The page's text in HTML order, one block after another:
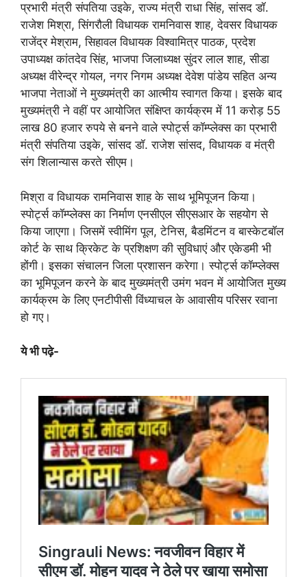
प्रभारी मंत्री संपतिया उइके, राज्य मंत्री राधा सिंह, सांसद डॉ.
राजेश मिश्रा, सिंगरौली विधायक रामनिवास शाह, देवसर विधायक
राजेंद्र मेश्राम, सिहावल विधायक विश्वामित्र पाठक, प्रदेश
उपाध्यक्ष कांतदेव सिंह, भाजपा जिलाध्यक्ष सुंदर लाल शाह, सीडा
अध्यक्ष वीरेन्द्र गोयल, नगर निगम अध्यक्ष देवेश पांडेय सहित अन्य
भाजपा नेताओं ने मुख्यमंत्री का आत्मीय स्वागत किया। इसके बाद
मुख्यमंत्री ने वहीं पर आयोजित संक्षिप्त कार्यक्रम में 11 करोड़ 55
लाख 80 हजार रुपये से बनने वाले स्पोर्ट्स कॉम्प्लेक्स का प्रभारी
मंत्री संपतिया उइके, सांसद डॉ. राजेश सांसद, विधायक व मंत्री
संग शिलान्यास करते सीएम।
मिश्रा व विधायक रामनिवास शाह के साथ भूमिपूजन किया।
स्पोर्ट्स कॉम्प्लेक्स का निर्माण एनसीएल सीएसआर के सहयोग से
किया जाएगा। जिसमें स्वीमिंग पूल, टेनिस, बैडमिंटन व बास्केटबॉल
कोर्ट के साथ क्रिकेट के प्रशिक्षण की सुविधाएं और एकेडमी भी
होंगी। इसका संचालन जिला प्रशासन करेगा। स्पोर्ट्स कॉम्प्लेक्स
का भूमिपूजन करने के बाद मुख्यमंत्री उमंग भवन में आयोजित मुख्य
कार्यक्रम के लिए एनटीपीसी विंध्याचल के आवासीय परिसर रवाना
हो गए।
ये भी पढ़े-